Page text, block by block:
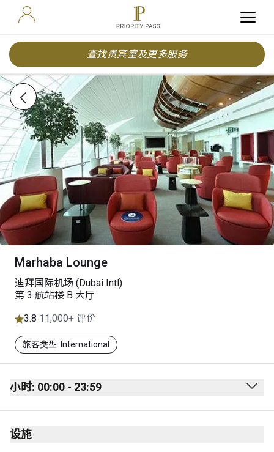
查找贵宾室及更多服务
Marhaba Lounge
迪拜国际机场 (Dubai Intl)
第 3 航站楼 B 大厅
3.8 11,000+ 评价
旅客类型: International
小时: 00:00 - 23:59
Monday 00:00 - 23:59
Tuesday
设施